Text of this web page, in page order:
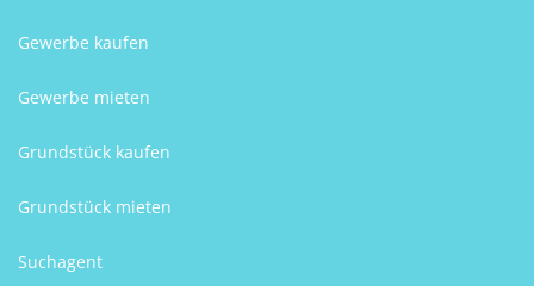
Gewerbe kaufen
Gewerbe mieten
Grundstück kaufen
Grundstück mieten
Suchagent